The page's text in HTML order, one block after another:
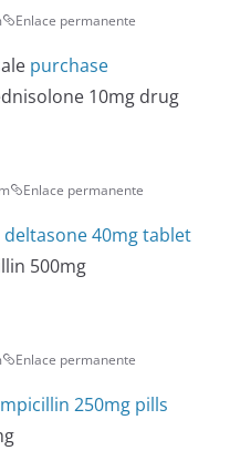
Enlace permanente
purchase
10mg drug
Enlace permanente
deltasone 40mg tablet
500mg
Enlace permanente
250mg pills